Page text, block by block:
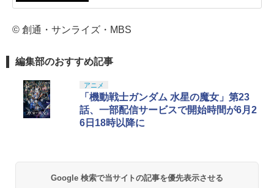
© 創通・サンライズ・MBS
編集部のおすすめ記事
アニメ
「機動戦士ガンダム 水星の魔女」第23
話、一部配信サービスで開始時間が6月2
6日18時以降に
Google 検索で当サイトの記事を優先表示させる